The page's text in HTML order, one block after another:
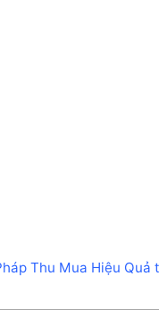
Thu Mua Hiệu Quả